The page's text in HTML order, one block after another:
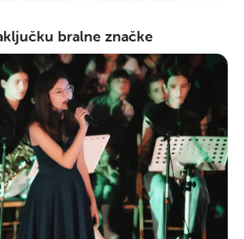
bralne značke